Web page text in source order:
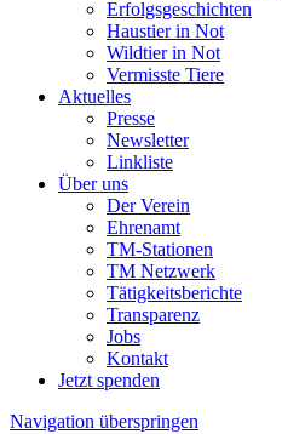
Erfolgsgeschichten
Haustier in Not
Wildtier in Not
Vermisste Tiere
Aktuelles
Presse
Newsletter
Linkliste
Über uns
Der Verein
Ehrenamt
TM-Stationen
TM Netzwerk
Tätigkeitsberichte
Transparenz
Jobs
Kontakt
Jetzt spenden
Navigation überspringen